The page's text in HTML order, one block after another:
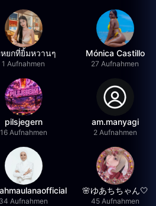
ยกที่ยิ้มหวานๆ
1 Aufnahmen
Mónica Castillo
27 Aufnahmen
pilsjegern
16 Aufnahmen
am.manyagi
2 Aufnahmen
34 Aufnahmen
🌸ゆあちちゃん🤍
45 Aufnahmen